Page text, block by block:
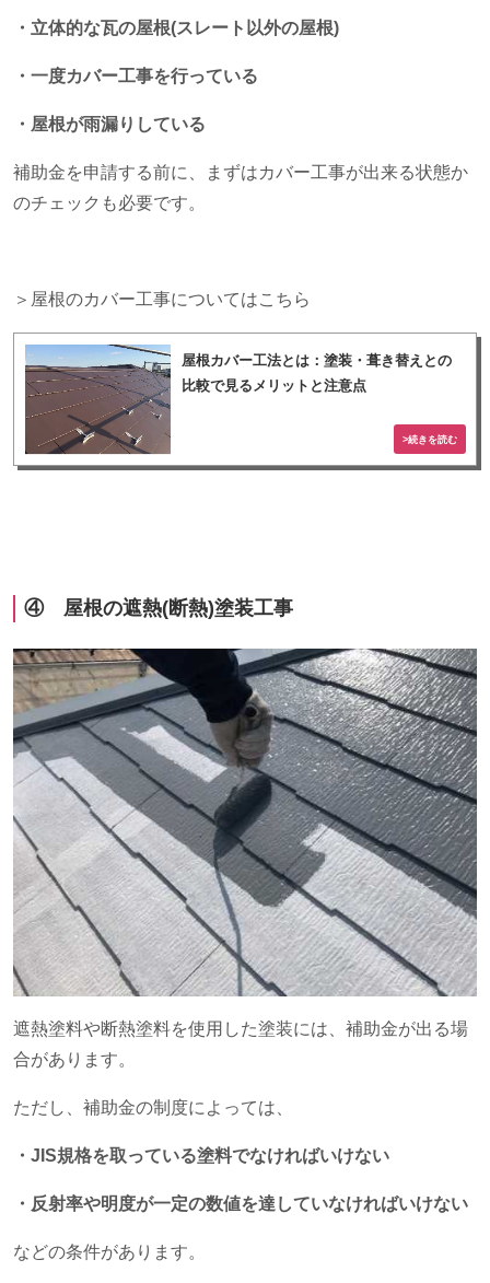
・立体的な瓦の屋根(スレート以外の屋根)
・一度カバー工事を行っている
・屋根が雨漏りしている
補助金を申請する前に、まずはカバー工事が出来る状態か
のチェックも必要です。
＞屋根のカバー工事についてはこちら
屋根カバー工法とは：塗装・葺き替えとの
比較で見るメリットと注意点
④ 屋根の遮熱(断熱)塗装工事
遮熱塗料や断熱塗料を使用した塗装には、補助金が出る場
合があります。
ただし、補助金の制度によっては、
・JIS規格を取っている塗料でなければいけない
・反射率や明度が一定の数値を達していなければいけない
などの条件があります。